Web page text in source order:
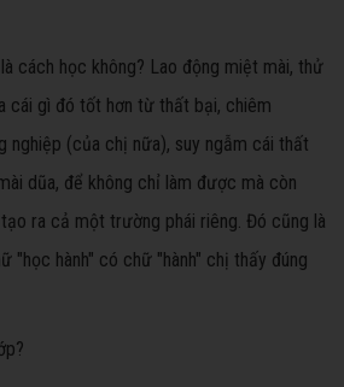
cách học không? Lao động miệt mài, thử
cái gì đó tốt hơn từ thất bại, chiêm
nghiệp (của chị nữa), suy ngẫm cái thất
dũa, để không chỉ làm được mà còn
ra cả một trường phái riêng. Đó cũng là
"học hành" có chữ "hành" chị thấy đúng